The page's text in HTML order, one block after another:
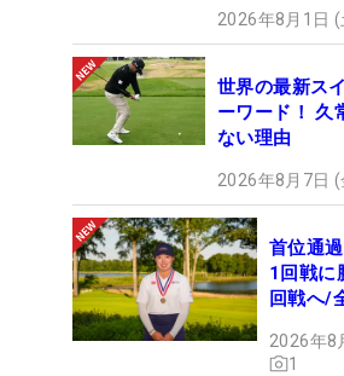
2026年8月1日
世界の最新ス
ーワード！ 久
ない理由
2026年8月7日
首位通
1回戦
回戦へ/
2026年8
1